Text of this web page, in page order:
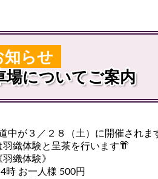
知らせ
場についてご案内
中が３／２８（土）に開催されま
織体験と呈茶を行います👘
羽織体験》
時 お一人様 500円